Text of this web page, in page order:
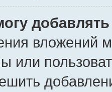
вложений
или